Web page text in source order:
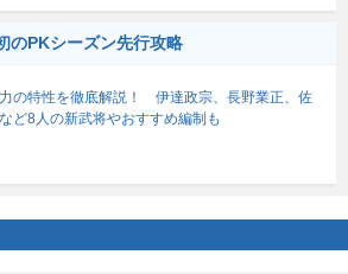
のPKシーズン先行攻略
の特性を徹底解説！ 伊達政宗、長野業正、佐
ど8人の新武将やおすすめ編制も